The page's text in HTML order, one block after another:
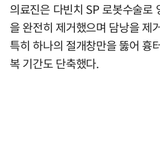
의료진은 다빈치 SP 로봇수술로
을 완전히 제거했으며 담낭을 제
특히 하나의 절개창만을 뚫어 흉
복 기간도 단축했다.